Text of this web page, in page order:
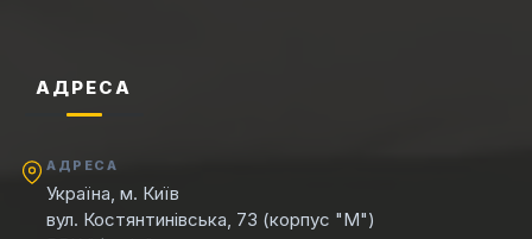
АДРЕСА
АДРЕСА
Україна, м. Київ
вул. Костянтинівська, 73 (корпус "М")